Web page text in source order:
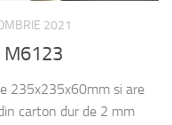
2021
M6123
235x235x60mm si are
carton dur de 2 mm